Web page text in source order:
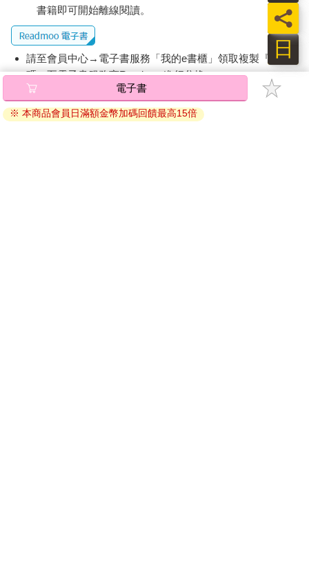
書籍即可開始離線閱讀。
請至會員中心→電子書服務「我的e書櫃」領取複製『兌換
碼』至電子書服務商Readmoo進行兌換。
退換貨須知：
因版權保護，您在金石堂所購買的電子書僅能以金石堂專屬
日
員